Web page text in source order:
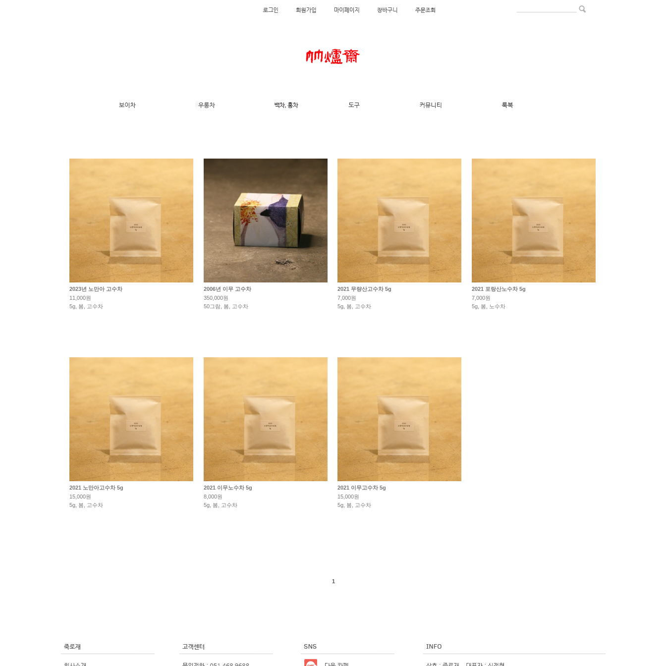
2023년 노만아 고수차
11,000원
5g, 봄, 고수차
2006년 이무 고수차
350,000원
50그람, 봄, 고수차
2021 무량산고수차 5g
7,000원
5g, 봄, 고수차
2021 포랑산노수차 5g
7,000원
5g, 봄, 노수차
2021 노만아고수차 5g
15,000원
5g, 봄, 고수차
2021 이무노수차 5g
8,000원
5g, 봄, 고수차
2021 이무고수차 5g
15,000원
5g, 봄, 고수차
1